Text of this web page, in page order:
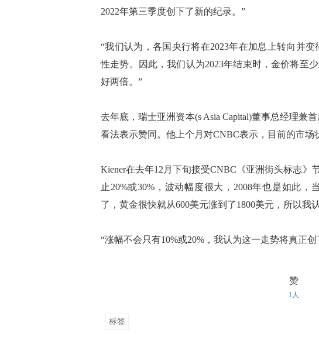
2022年第三季度创下了新的纪录。”
“我们认为，各国央行将在2023年在加息上转向并
性走势。因此，我们认为2023年结束时，金价将至
好两倍。”
去年底，瑞士亚洲资本(s Asia Capital)董事总经理兼
看法表示赞同。他上个月对CNBC表示，目前的市场
Kiener在去年12月下旬接受CNBC《亚洲街头标志》
止20%或30%，波动幅度很大，2008年也是如此
了，黄金很快就从600美元涨到了1800美元，所以我
“涨幅不会只有10%或20%，我认为这一走势将真正创
赞
1人
标签